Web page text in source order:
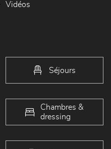
Vidéos
Séjours
Chambres &
dressing